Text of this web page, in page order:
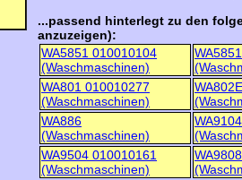
...passend hinterlegt zu den
anzuzeigen):
WA5851 010010104
(Waschmaschinen)
WA801 010010277
(Waschmaschinen)
WA802E
WA886
(Waschmaschinen)
WA9104
WA9504 010010161
(Waschmaschinen)